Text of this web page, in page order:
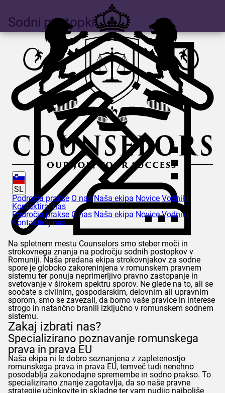
SL
Področja prakse O nas Naša ekipa Novice Vodniki
Kontaktiraj nas
Področja prakse O nas Naša ekipa Novice Vodniki
Kontaktiraj nas
Sodni postopki
Na spletnem mestu Counselors smo steber moči in
strokovnega znanja na področju sodnih postopkov v
Romuniji. Naša predana ekipa strokovnjakov za sodne
spore je globoko zakoreninjena v romunskem pravnem
sistemu ter ponuja neprimerljivo pravno zastopanje in
svetovanje v širokem spektru sporov. Ne glede na to, ali se
soočate s civilnim, gospodarskim, delovnim ali upravnim
sporom, smo se zavezali, da bomo vaše pravice in interese
strogo in natančno branili izključno v romunskem sodnem
sistemu.
Zakaj izbrati nas?
Specializirano poznavanje romunskega
prava in prava EU
Naša ekipa ni le dobro seznanjena z zapletenostjo
romunskega prava in prava EU, temveč tudi nenehno
posodablja zakonodajne spremembe in sodno prakso. To
specializirano znanje zagotavlja, da so naše pravne
strategije učinkovite in skladne ter vam nudijo najboljše